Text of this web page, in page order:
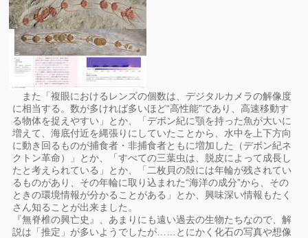
また「複眼におけるレンズの個数は、デジタルカメラの解像度
に相当する。数が多ければ多いほど“高性能”であり、高速移動す
る物体を捉えやすい」とか、「デボン紀に顎を持った魚が大いに
増えて、海底付近を縄張りにしていたことから、水中を上下方向
に動き回るものが捕食者・非捕食者ともに増加した（デボン紀ネ
クトン革命）」とか、「すべての三葉虫は、脱皮によって成長し
たと考えられている」とか、「二枚貝の殻には年輪が残されてい
るものがあり、その年輪に取り込まれた“海洋の成分”から、その
ときの環境情報が分かることがある」とか、興味深い情報もたく
さん知ることが出来ました。
『無脊椎の興亡史』、あまりにも遠い過去の生物たちなので、解
説は「推定」が多いようでしたが……とにかく化石の写真や想像